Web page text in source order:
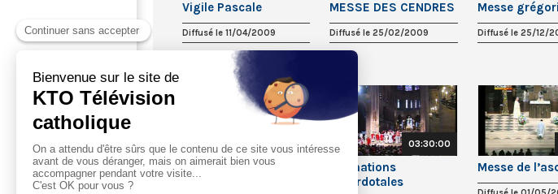
Vigile Pascale
Diffusé le 11/04/2009
MESSE DES CENDRES
Diffusé le 25/02/2009
Messe
Diffusé le 25/12/
01:30:00
Consécrations
épiscopales
03:30:00
Ordinations
sacerdotales
Messe de